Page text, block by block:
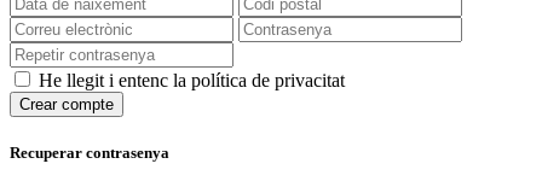
He llegit i entenc la política de privacitat
Crear compte
Recuperar contrasenya